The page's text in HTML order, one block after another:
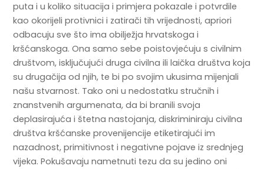
puta i u koliko situacija i primjera pokazale i potvrdile
kao okorijeli protivnici i zatirači tih vrijednosti, apriori
odbacuju sve što ima obilježja hrvatskoga i
kršćanskoga. Ona samo sebe poistovjećuju s civilnim
društvom, isključujući druga civilna ili laička društva koja
su drugačija od njih, te bi po svojim ukusima mijenjali
našu stvarnost. Tako oni u nedostatku stručnih i
znanstvenih argumenata, da bi branili svoja
deplasirajuća i štetna nastojanja, diskriminiraju civilna
društva kršćanske provenijencije etiketirajući im
nazadnost, primitivnost i negativne pojave iz srednjeg
vijeka. Pokušavaju nametnuti tezu da su jedino oni